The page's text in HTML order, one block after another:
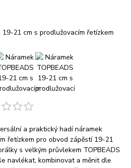
a praktický hadí náramek
řetízkem pro obvod zápěstí 19-21
s velkým průvlekem TOPBEADS
navlékat, kombinovat a měnit dle